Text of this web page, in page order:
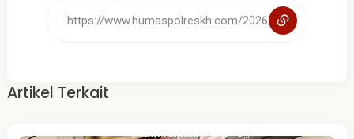
Artikel Terkait